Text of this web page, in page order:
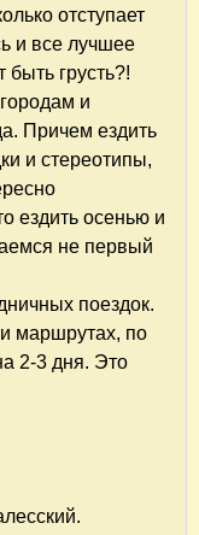
отступает
и все лучшее
быть грусть?!
и
Причем ездить
и стереотипы,
ездить осенью и
не первый
поездок.
маршрутах, по
2-3 дня. Это